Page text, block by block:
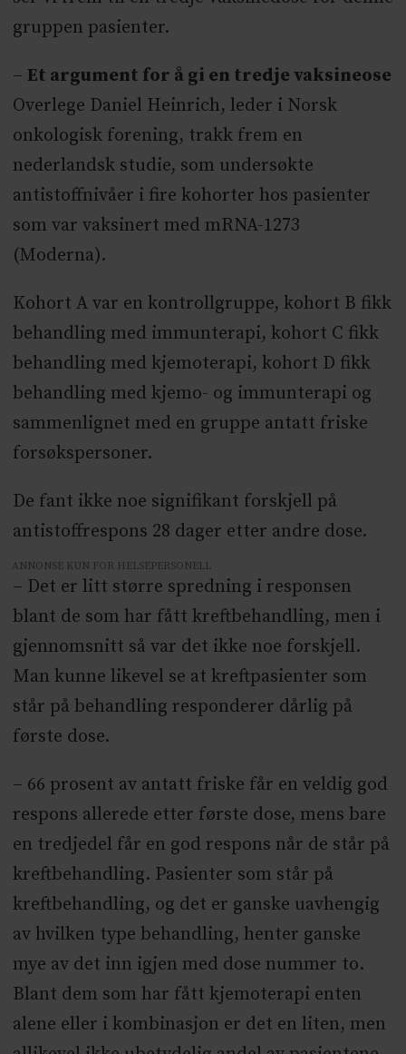
gruppen pasienter.
– Et argument for å gi en tredje vaksineose
Overlege Daniel Heinrich, leder i Norsk
onkologisk forening, trakk frem en
nederlandsk studie, som undersøkte
antistoffnivåer i fire kohorter hos pasienter
som var vaksinert med mRNA-1273
(Moderna).
Kohort A var en kontrollgruppe, kohort B fikk
behandling med immunterapi, kohort C fikk
behandling med kjemoterapi, kohort D fikk
behandling med kjemo- og immunterapi og
sammenlignet med en gruppe antatt friske
forsøkspersoner.
De fant ikke noe signifikant forskjell på
antistoffrespons 28 dager etter andre dose.
ANNONSE KUN FOR HELSEPERSONELL
– Det er litt større spredning i responsen
blant de som har fått kreftbehandling, men i
gjennomsnitt så var det ikke noe forskjell.
Man kunne likevel se at kreftpasienter som
står på behandling responderer dårlig på
første dose.
– 66 prosent av antatt friske får en veldig god
respons allerede etter første dose, mens bare
en tredjedel får en god respons når de står på
kreftbehandling. Pasienter som står på
kreftbehandling, og det er ganske uavhengig
av hvilken type behandling, henter ganske
mye av det inn igjen med dose nummer to.
Blant dem som har fått kjemoterapi enten
alene eller i kombinasjon er det en liten, men